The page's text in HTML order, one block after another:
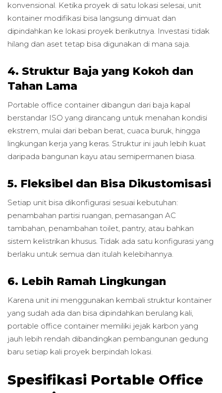
konvensional. Ketika proyek di satu lokasi selesai, unit
kontainer modifikasi bisa langsung dimuat dan
dipindahkan ke lokasi proyek berikutnya. Investasi tidak
hilang dan aset tetap bisa digunakan di mana saja.
4. Struktur Baja yang Kokoh dan
Tahan Lama
Portable office container dibangun dari baja kapal
berstandar ISO yang dirancang untuk menahan kondisi
ekstrem, mulai dari beban berat, cuaca buruk, hingga
lingkungan kerja yang keras. Struktur ini jauh lebih kuat
daripada bangunan kayu atau semipermanen biasa.
5. Fleksibel dan Bisa Dikustomisasi
Setiap unit bisa dikonfigurasi sesuai kebutuhan:
penambahan partisi ruangan, pemasangan AC
tambahan, penambahan toilet, pantry, atau bahkan
sistem kelistrikan khusus. Tidak ada satu konfigurasi yang
berlaku untuk semua dan itulah kelebihannya.
6. Lebih Ramah Lingkungan
Karena unit ini menggunakan kembali struktur kontainer
yang sudah ada dan bisa dipindahkan berulang kali,
portable office container memiliki jejak karbon yang
jauh lebih rendah dibandingkan pembangunan gedung
baru setiap kali proyek berpindah lokasi.
Spesifikasi Portable Office